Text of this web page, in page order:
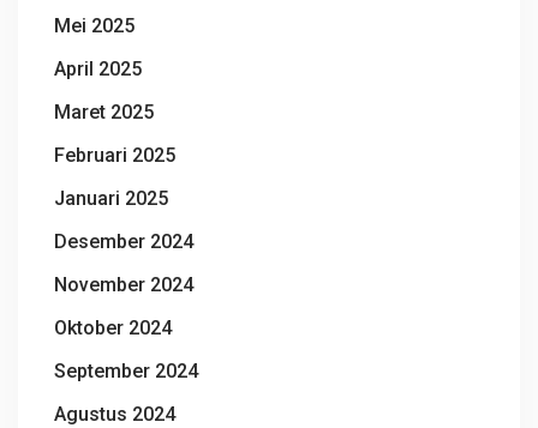
Mei 2025
April 2025
Maret 2025
Februari 2025
Januari 2025
Desember 2024
November 2024
Oktober 2024
September 2024
Agustus 2024